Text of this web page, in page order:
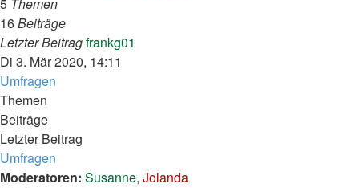
16Beiträge
Letzter Beitragfrankg01
Di 3. Mär 2020, 14:11
Umfragen
Themen
Beiträge
Letzter Beitrag
Umfragen
Moderatoren: Susanne, Jolanda